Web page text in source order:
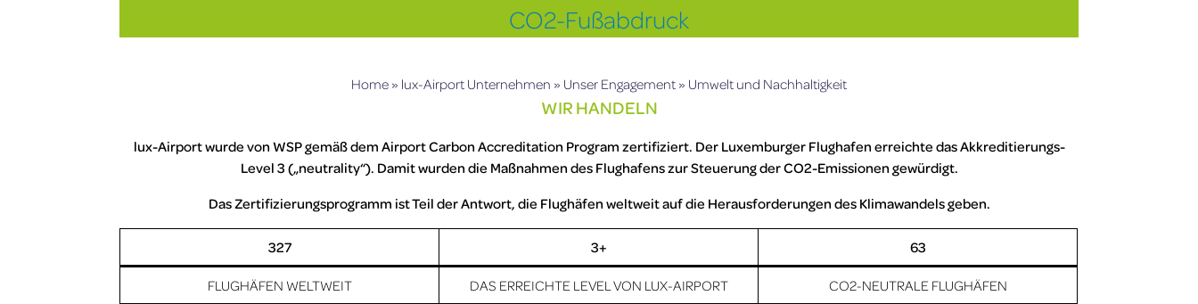
CO2-Fußabdruck
Home » lux-Airport Unternehmen » Unser Engagement » Umwelt und Nachhaltigkeit
WIR HANDELN
lux-Airport wurde von WSP gemäß dem Airport Carbon Accreditation Program zertifiziert. Der Luxemburger Flughafen erreichte das Akkreditierungs-
Level 3 („neutrality“). Damit wurden die Maßnahmen des Flughafens zur Steuerung der CO2-Emissionen gewürdigt.
Das Zertifizierungsprogramm ist Teil der Antwort, die Flughäfen weltweit auf die Herausforderungen des Klimawandels geben.
327 3+ 63
FLUGHÄFEN WELTWEIT DAS ERREICHTE LEVEL VON LUX-AIRPORT CO2-NEUTRALE FLUGHÄFEN